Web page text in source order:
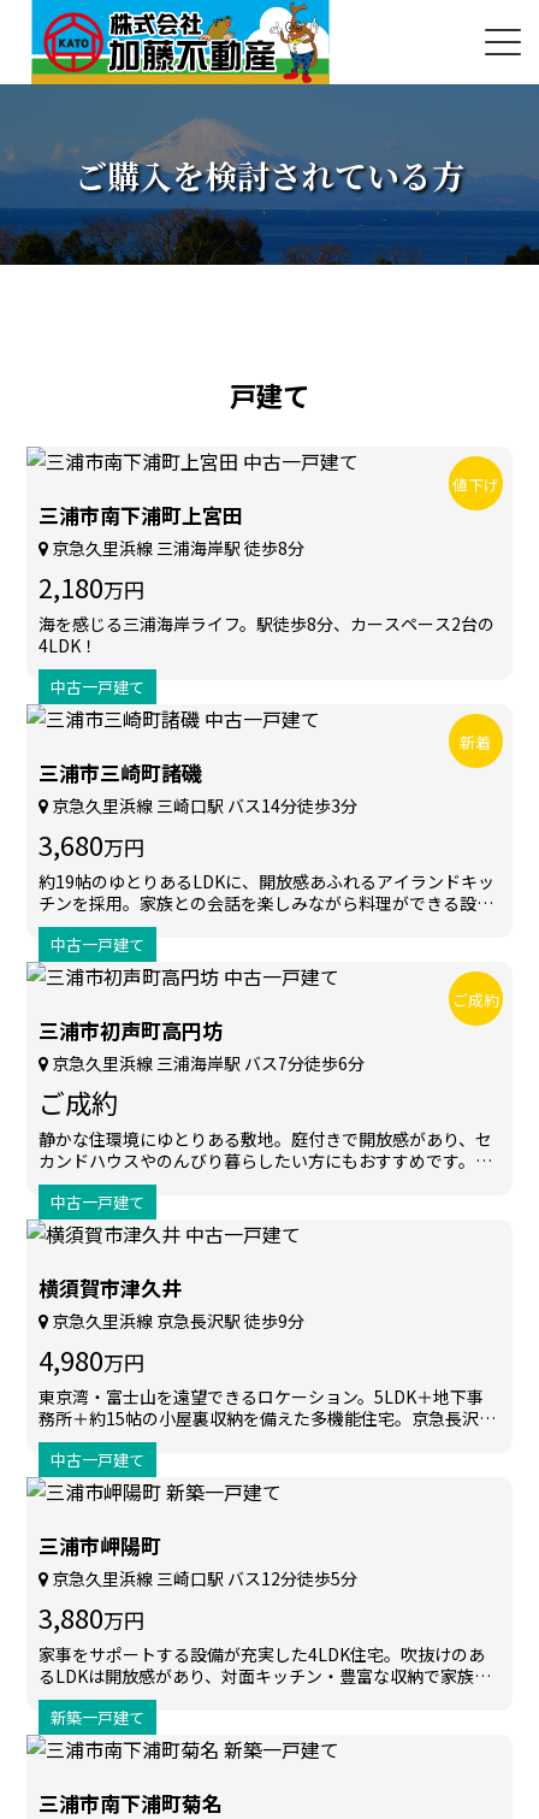
ご購入を検討されている方
戸建て
中古一戸建て
三浦市南下浦町上宮田
京急久里浜線 三浦海岸駅 徒歩8分
2,180万円
海を感じる三浦海岸ライフ。駅徒歩8分、カースペース2台の
4LDK！
値下げ
中古一戸建て
三浦市三崎町諸磯
京急久里浜線 三崎口駅 バス14分徒歩3分
3,680万円
約19帖のゆとりあるLDKに、開放感あふれるアイランドキッ
チンを採用。家族との会話を楽しみながら料理ができる設計
で、全居室収納やシューズインクローゼットなど収納力も充
実しています。
新着
中古一戸建て
三浦市初声町高円坊
京急久里浜線 三浦海岸駅 バス7分徒歩6分
ご成約
静かな住環境にゆとりある敷地。庭付きで開放感があり、セ
カンドハウスやのんびり暮らしたい方にもおすすめです。敷
地内にはみかんの木があり、季節の収穫を楽しめます。ゆと
りある土地でのびのび暮らせる一邸です。
ご成約
中古一戸建て
横須賀市津久井
京急久里浜線 京急長沢駅 徒歩9分
4,980万円
東京湾・富士山を遠望できるロケーション。5LDK＋地下事
務所＋約15帖の小屋裏収納を備えた多機能住宅。京急長沢駅
徒歩9分、住まいと仕事を両立できる一邸です。
新築一戸建て
三浦市岬陽町
京急久里浜線 三崎口駅 バス12分徒歩5分
3,880万円
家事をサポートする設備が充実した4LDK住宅。吹抜けのあ
るLDKは開放感があり、対面キッチン・豊富な収納で家族み
んなが快適に暮らせます。
三浦市南下浦町菊名